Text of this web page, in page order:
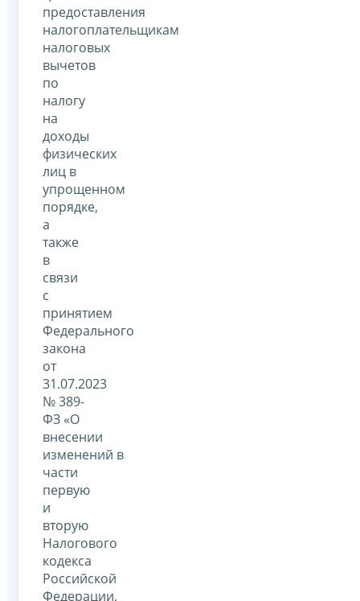
предоставления
налогоплательщикам
налоговых
вычетов
по
налогу
на
доходы
физических
лиц в
упрощенном
порядке,
а
также
в
связи
с
принятием
Федерального
закона
от
31.07.2023
№ 389-
ФЗ «О
внесении
изменений в
части
первую
и
вторую
Налогового
кодекса
Российской
Федерации,